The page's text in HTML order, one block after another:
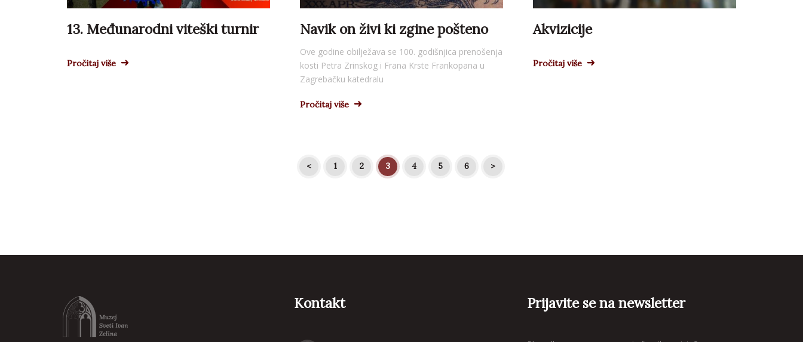
13. Međunarodni viteški turnir
Pročitaj više
Navik on živi ki zgine pošteno
Ove godine obilježava se 100. godišnjica prenošenja
kosti Petra Zrinskog i Frana Krste Frankopana u
Zagrebačku katedralu
Pročitaj više
Akvizicije
Pročitaj više
< 1 2 3 4 5 6 >
Kontakt Prijavite se na newsletter